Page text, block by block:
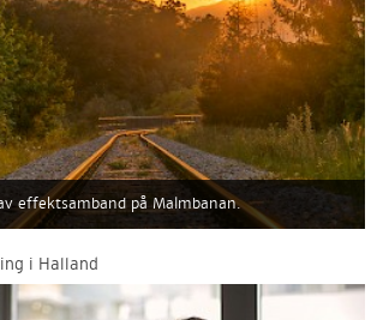
effektsamband på Malmbanan.
i Halland